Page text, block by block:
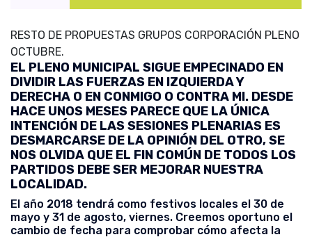
RESTO DE PROPUESTAS GRUPOS CORPORACIÓN PLENO
OCTUBRE.
EL PLENO MUNICIPAL SIGUE EMPECINADO EN
DIVIDIR LAS FUERZAS EN IZQUIERDA Y
DERECHA O EN CONMIGO O CONTRA MI. DESDE
HACE UNOS MESES PARECE QUE LA ÚNICA
INTENCIÓN DE LAS SESIONES PLENARIAS ES
DESMARCARSE DE LA OPINIÓN DEL OTRO, SE
NOS OLVIDA QUE EL FIN COMÚN DE TODOS LOS
PARTIDOS DEBE SER MEJORAR NUESTRA
LOCALIDAD.
El año 2018 tendrá como festivos locales el 30 de
mayo y 31 de agosto, viernes. Creemos oportuno el
cambio de fecha para comprobar cómo afecta la